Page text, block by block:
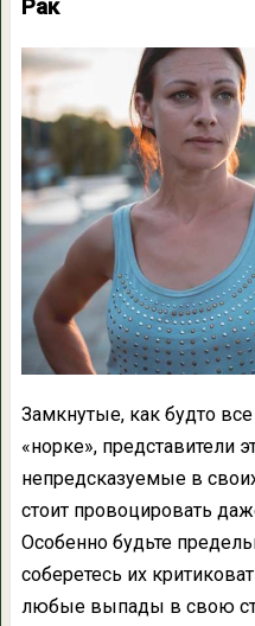
Рак
Замкнутые, как будто
«норке», представители
непредсказуемые в
стоит провоцировать
Особенно будьте
соберетесь их
любые выпады в свою